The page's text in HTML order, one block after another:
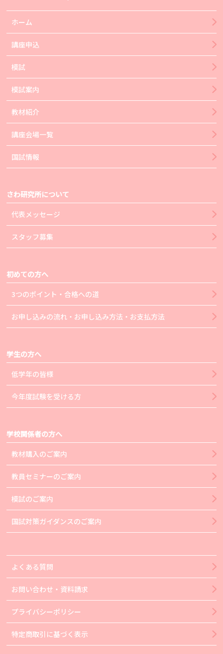
ホーム
講座申込
模試
模試案内
教材紹介
講座会場一覧
国試情報
さわ研究所について
代表メッセージ
スタッフ募集
初めての方へ
3つのポイント・合格への道
お申し込みの流れ・お申し込み方法・お支払方法
学生の方へ
低学年の皆様
今年度試験を受ける方
学校関係者の方へ
教材購入のご案内
教員セミナーのご案内
模試のご案内
国試対策ガイダンスのご案内
よくある質問
お問い合わせ・資料請求
プライバシーポリシー
特定商取引に基づく表示